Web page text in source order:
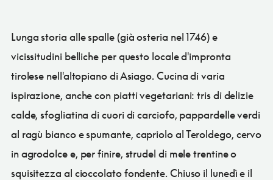
Lunga storia alle spalle (già osteria nel 1746) e
vicissitudini belliche per questo locale d'impronta
tirolese nell'altopiano di Asiago. Cucina di varia
ispirazione, anche con piatti vegetariani: tris di delizie
calde, sfogliatina di cuori di carciofo, pappardelle verdi
al ragù bianco e spumante, capriolo al Teroldego, cervo
in agrodolce e, per finire, strudel di mele trentine o
squisitezza al cioccolato fondente. Chiuso il lunedì e il